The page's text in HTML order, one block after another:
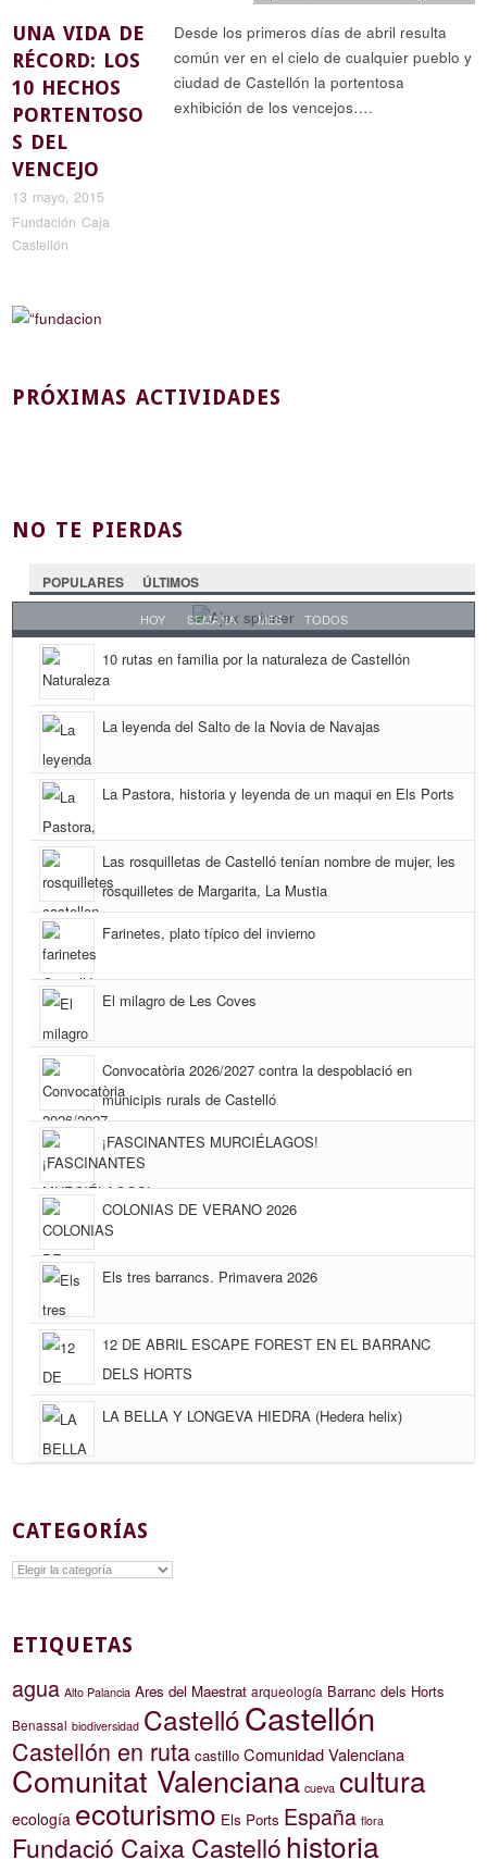
UNA VIDA DE
RÉCORD: LOS
10 HECHOS
PORTENTOSO
S DEL
VENCEJO
13 mayo, 2015
Fundación Caja
Castellón
Desde los primeros días de abril resulta
común ver en el cielo de cualquier pueblo y
ciudad de Castellón la portentosa
exhibición de los vencejos….
PRÓXIMAS ACTIVIDADES
NO TE PIERDAS
POPULARES ÚLTIMOS
HOY SEMANA MES TODOS
10 rutas en familia por la naturaleza de Castellón
La leyenda del Salto de la Novia de Navajas
La Pastora, historia y leyenda de un maqui en Els Ports
Las rosquilletas de Castelló tenían nombre de mujer, les
rosquilletes de Margarita, La Mustia
Farinetes, plato típico del invierno
El milagro de Les Coves
Convocatòria 2026/2027 contra la despoblació en
municipis rurals de Castelló
¡FASCINANTES MURCIÉLAGOS!
COLONIAS DE VERANO 2026
Els tres barrancs. Primavera 2026
12 DE ABRIL ESCAPE FOREST EN EL BARRANC
DELS HORTS
LA BELLA Y LONGEVA HIEDRA (Hedera helix)
CATEGORÍAS
Categorías
ETIQUETAS
agua Alto Palancia Ares del Maestrat arqueología Barranc dels Horts
Benassal biodiversidad CastellóCastellón
Castellón en ruta castillo Comunidad Valenciana
Comunitat Valenciana cueva cultura
ecología ecoturismo Els Ports España flora
Fundació Caixa Castellóhistoria